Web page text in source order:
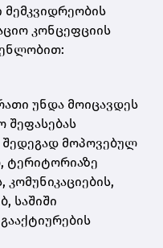
კონცეფციის
უნდა მოიცავდეს
შეფასებას
მოპოვებულ
ტერიტორიაზე
საშიში